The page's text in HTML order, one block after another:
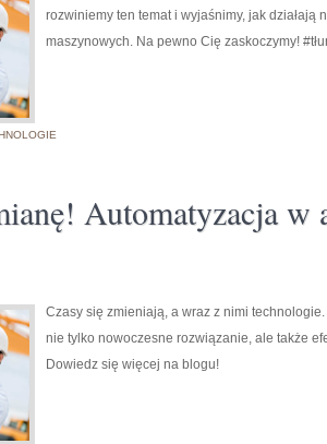
rozwiniemy ten temat i wyjaśnimy, jak działają
maszynowych. Na pewno Cię zaskoczymy!
Automatyzacja w
Czasy się zmieniają, a wraz z nimi
nie tylko nowoczesne rozwiązanie, ale także
Dowiedz się więcej na blogu!